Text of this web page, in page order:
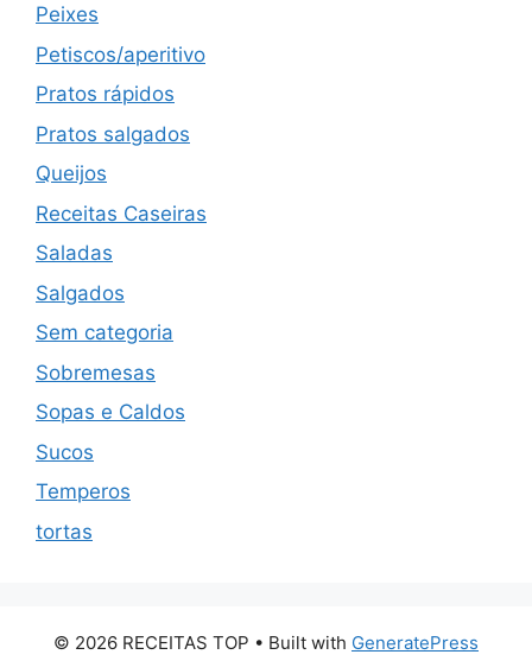
Peixes
Petiscos/aperitivo
Pratos rápidos
Pratos salgados
Queijos
Receitas Caseiras
Saladas
Salgados
Sem categoria
Sobremesas
Sopas e Caldos
Sucos
Temperos
tortas
© 2026 RECEITAS TOP • Built with GeneratePress